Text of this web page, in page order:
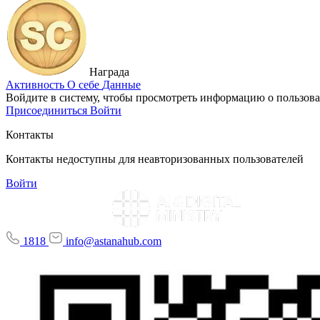
Награда
Активность О себе Данные
Войдите в систему, чтобы просмотреть информацию о
Присоединиться Войти
Контакты
Контакты недоступны для неавторизованных пользователей
Войти
1818 info@astanahub.com